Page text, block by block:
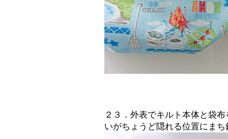
２３．外表でキルト本体と袋
いがちょうど隠れる位置にま